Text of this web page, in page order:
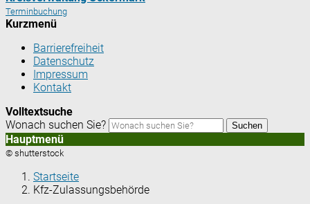
Terminbuchung
Kurzmenü
Barrierefreiheit
Datenschutz
Impressum
Kontakt
Volltextsuche
Wonach suchen Sie?
Suchen
Hauptmenü
© shutterstock
Startseite
Kfz-Zulassungsbehörde